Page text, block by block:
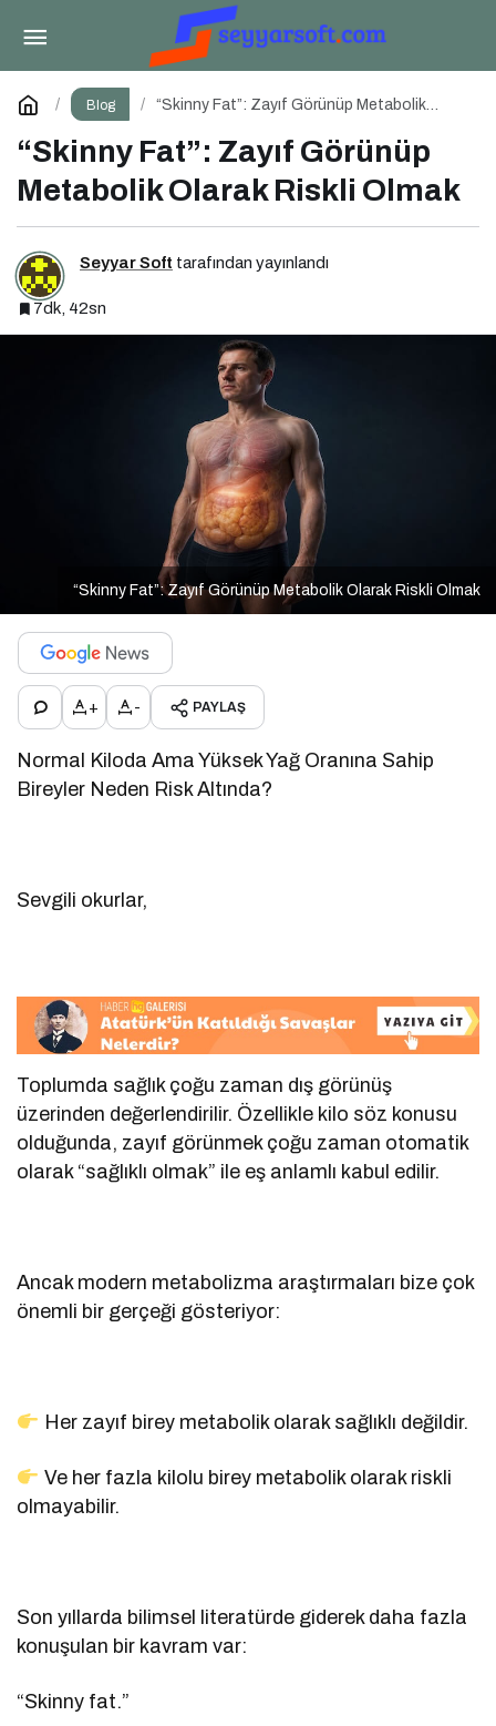
Blog
“Skinny Fat”: Zayıf Görünüp Metabolik
“Skinny Fat”: Zayıf Görünüp
Metabolik Olarak Riskli Olmak
Seyyar Soft tarafından yayınlandı
7dk, 42sn
“Skinny Fat”: Zayıf Görünüp Metabolik Olarak Riskli Olmak
+ - PAYLAŞ
Normal Kiloda Ama Yüksek Yağ Oranına Sahip
Bireyler Neden Risk Altında?
Sevgili okurlar,
Toplumda sağlık çoğu zaman dış görünüş
üzerinden değerlendirilir. Özellikle kilo söz konusu
olduğunda, zayıf görünmek çoğu zaman otomatik
olarak “sağlıklı olmak” ile eş anlamlı kabul edilir.
Ancak modern metabolizma araştırmaları bize çok
önemli bir gerçeği gösteriyor:
Her zayıf birey metabolik olarak sağlıklı değildir.
Ve her fazla kilolu birey metabolik olarak riskli
olmayabilir.
Son yıllarda bilimsel literatürde giderek daha fazla
konuşulan bir kavram var:
“Skinny fat.”
“Skinny Fat”: Zayıf Görünüp Metabolik Olarak
Riskli Olmak
Yorum Yap